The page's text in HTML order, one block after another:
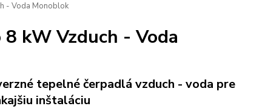
- Voda Monoblok
kW Vzduch - Voda
tepelné čerpadlá vzduch - voda pre
inštaláciu